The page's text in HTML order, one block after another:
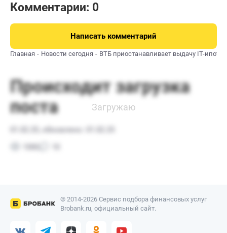
Комментарии: 0
Написать комментарий
Главная Новости сегодня ВТБ приостанавливает выдачу IT-
© 2014-2026 Сервис подбора финансовых услуг
Brobank.ru, официальный сайт.